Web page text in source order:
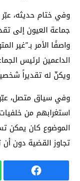
وفي ختام حديثه،
جماعة العيون إلى
واصفًا الأمر بـ”غير
الداعمين لرئيس
ويكنّ له تقديراً
وفي سياق متصل،
استغرابهم من
الموضوع كان يمكن
تجاوز القضية دون